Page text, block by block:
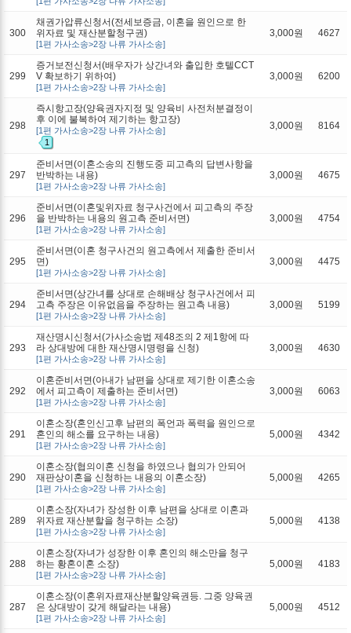
300
채권가압류신청서(전세보증금, 이혼을 원인으로 한
위자료 및 재산분할청구권)
[1편 가사소송>2장 나류 가사소송]
3,000원 4627
299
증거보전신청서(배우자가 상간녀와 출입한 호텔CCT
V 확보하기 위하여)
[1편 가사소송>2장 나류 가사소송]
3,000원 6200
298
즉시항고장(양육권자지정 및 양육비 사전처분결정이
후 이에 불복하여 제기하는 항고장)
[1편 가사소송>2장 나류 가사소송]
1
3,000원 8164
297
준비서면(이혼소송의 진행도중 피고측의 답변사항을
반박하는 내용)
[1편 가사소송>2장 나류 가사소송]
3,000원 4675
296
준비서면(이혼및위자료 청구사건에서 피고측의 주장
을 반박하는 내용의 원고측 준비서면)
[1편 가사소송>2장 나류 가사소송]
3,000원 4754
295
준비서면(이혼 청구사건의 원고측에서 제출한 준비서
면)
[1편 가사소송>2장 나류 가사소송]
3,000원 4475
294
준비서면(상간녀를 상대로 손해배상 청구사건에서 피
고측 주장은 이유없음을 주장하는 원고측 내용)
[1편 가사소송>2장 나류 가사소송]
3,000원 5199
293
재산명시신청서(가사소송법 제48조의 2 제1항에 따
라 상대방에 대한 재산명시명령을 신청)
[1편 가사소송>2장 나류 가사소송]
3,000원 4630
292
이혼준비서면(아내가 남편을 상대로 제기한 이혼소송
에서 피고측이 제출하는 준비서면)
[1편 가사소송>2장 나류 가사소송]
3,000원 6063
291
이혼소장(혼인신고후 남편의 폭언과 폭력을 원인으로
혼인의 해소를 요구하는 내용)
[1편 가사소송>2장 나류 가사소송]
5,000원 4342
290
이혼소장(협의이혼 신청을 하였으나 협의가 안되어
재판상이혼을 신청하는 내용의 이혼소장)
[1편 가사소송>2장 나류 가사소송]
5,000원 4265
289
이혼소장(자녀가 장성한 이후 남편을 상대로 이혼과
위자료 재산분할을 청구하는 소장)
[1편 가사소송>2장 나류 가사소송]
5,000원 4138
288
이혼소장(자녀가 성장한 이후 혼인의 해소만을 청구
하는 황혼이혼 소장)
[1편 가사소송>2장 나류 가사소송]
5,000원 4183
287
이혼소장(이혼위자료재산분할양육권등. 그중 양육권
은 상대방이 갖게 해달라는 내용)
[1편 가사소송>2장 나류 가사소송]
5,000원 4512